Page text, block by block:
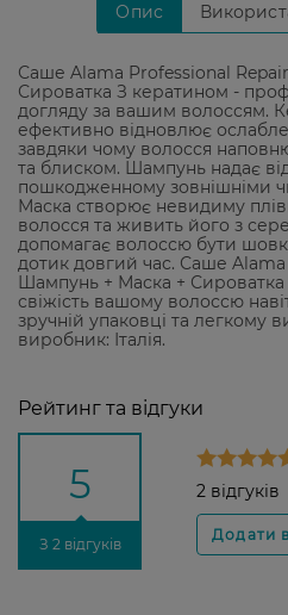
Опис
Саше Alama Professional
Сироватка З кератином -
догляду за вашим волоссям.
ефективно відновлює
завдяки чому волосся
та блиском. Шампунь надає
пошкодженному зовнішніми
Маска створює невидиму
волосся та живить його з
допомагає волоссю бути
дотик довгий час. Саше
Шампунь + Маска +
свіжість вашому волоссю
зручній упаковці та легкому
виробник: Італія.
Рейтинг та відгуки
5
З 2 відгуків
2 відгуків